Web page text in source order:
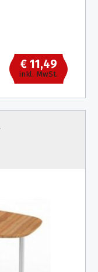
€ 11,49
inkl. MwSt.